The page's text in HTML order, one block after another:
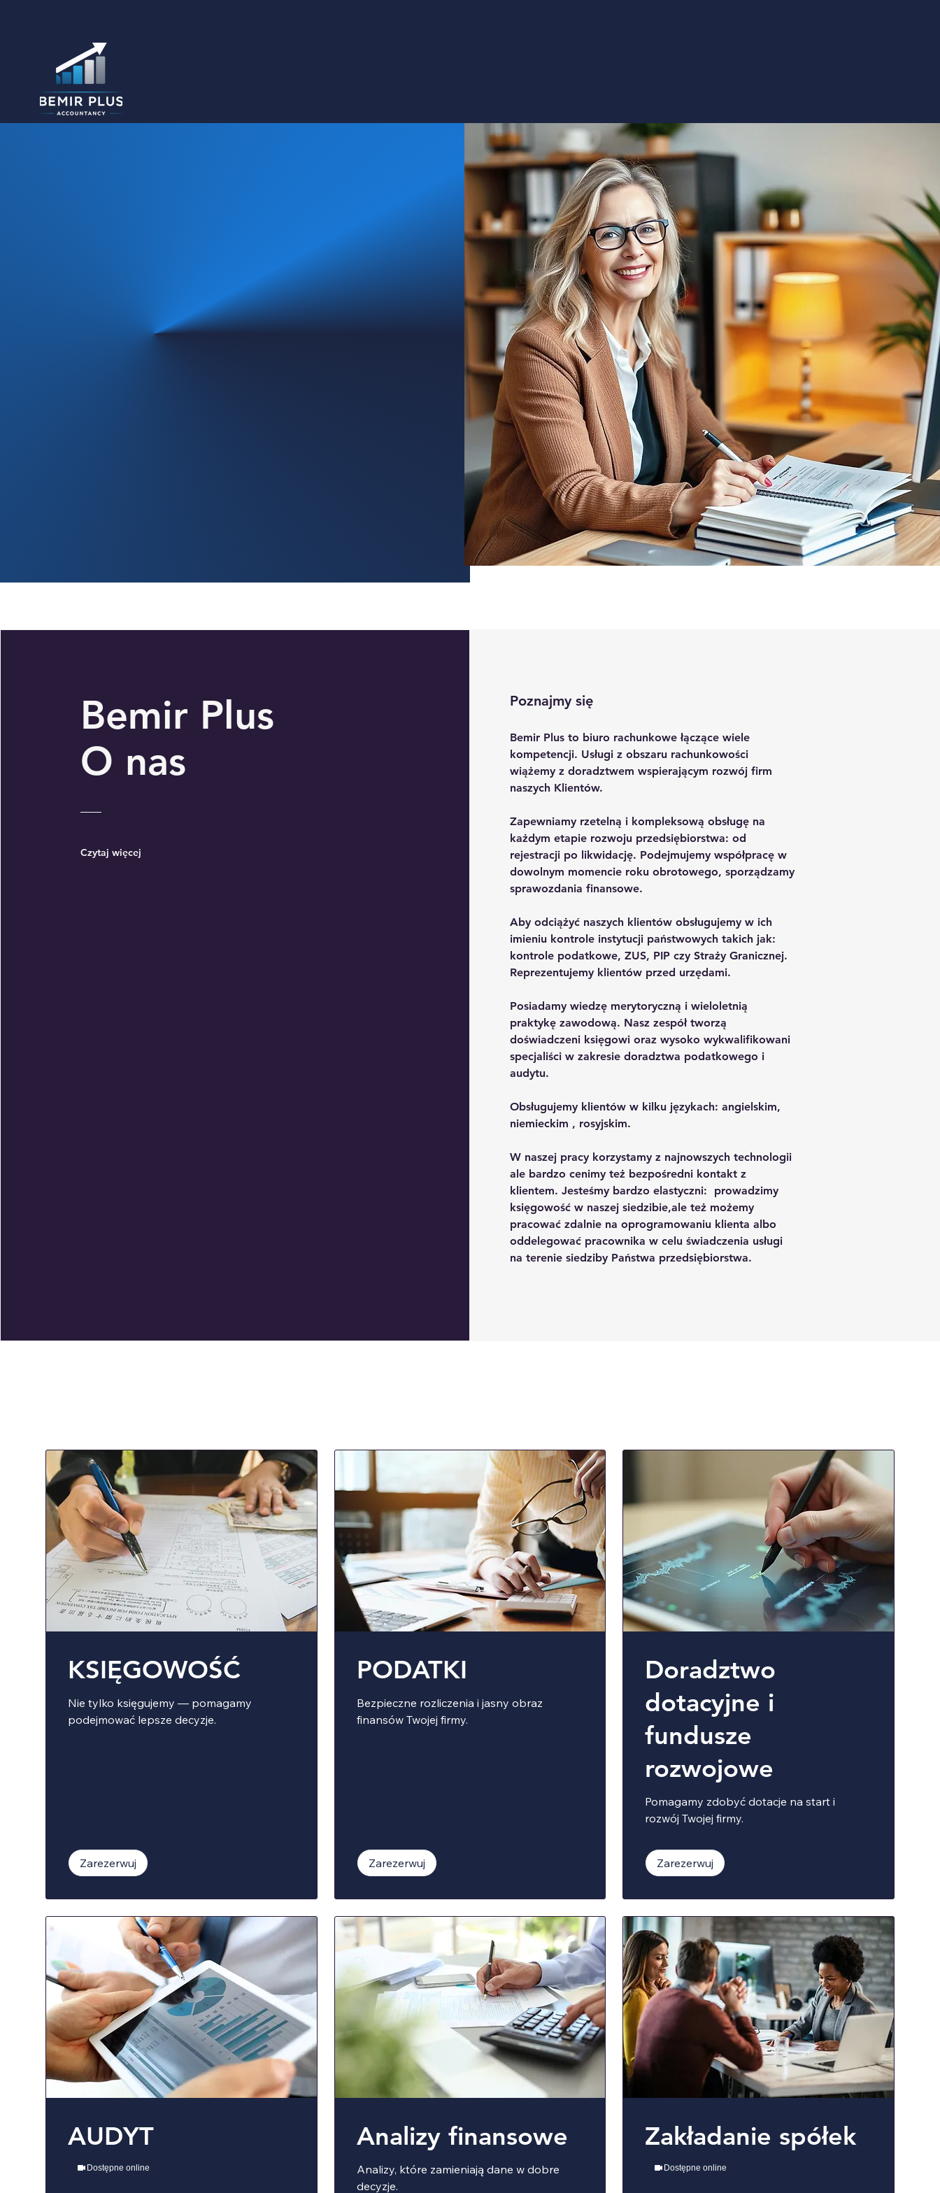
Bemir Plus
O nas
Czytaj więcej
Poznajmy się
Bemir Plus to biuro rachunkowe łączące wiele
kompetencji. Usługi z obszaru rachunkowości
wiążemy z doradztwem wspierającym rozwój firm
naszych Klientów.
Zapewniamy rzetelną i kompleksową obsługę na
każdym etapie rozwoju przedsiębiorstwa: od
rejestracji po likwidację. Podejmujemy współpracę w
dowolnym momencie roku obrotowego, sporządzamy
sprawozdania finansowe.
Aby odciążyć naszych klientów obsługujemy w ich
imieniu kontrole instytucji państwowych takich jak:
kontrole podatkowe, ZUS, PIP czy Straży Granicznej.
Reprezentujemy klientów przed urzędami.
Posiadamy wiedzę merytoryczną i wieloletnią
praktykę zawodową. Nasz zespół tworzą
doświadczeni księgowi oraz wysoko wykwalifikowani
specjaliści w zakresie doradztwa podatkowego i
audytu.
Obsługujemy klientów w kilku językach: angielskim,
niemieckim , rosyjskim.
W naszej pracy korzystamy z najnowszych technologii
ale bardzo cenimy też bezpośredni kontakt z
klientem. Jesteśmy bardzo elastyczni: prowadzimy
księgowość w naszej siedzibie,ale też możemy
pracować zdalnie na oprogramowaniu klienta albo
oddelegować pracownika w celu świadczenia usługi
na terenie siedziby Państwa przedsiębiorstwa.
KSIĘGOWOŚĆ
Nie tylko księgujemy — pomagamy
podejmować lepsze decyzje.
Zarezerwuj
PODATKI
Bezpieczne rozliczenia i jasny obraz
finansów Twojej firmy.
Zarezerwuj
Doradztwo
dotacyjne i
fundusze
rozwojowe
Pomagamy zdobyć dotacje na start i
rozwój Twojej firmy.
Zarezerwuj
AUDYT
Dostępne online
Analizy finansowe
Analizy, które zamieniają dane w dobre
decyzje.
Zakładanie spółek
Dostępne online